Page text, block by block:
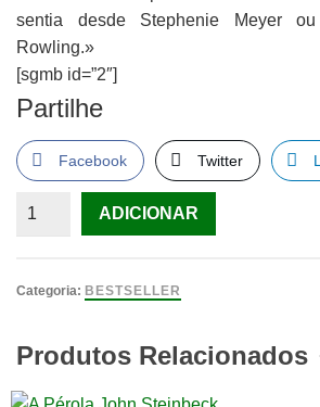
sentia desde Stephenie Meyer
Rowling.»
[sgmb id=”2″]
Partilhe
Facebook Twitter
Quantidade
Amanda
ADICIONAR
Categoria: BESTSELLER
Produtos Relacionados